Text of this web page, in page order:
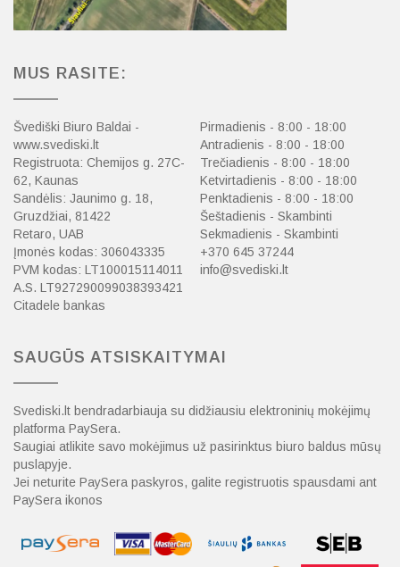
MUS RASITE:
Švediški Biuro Baldai -
www.svediski.lt
Registruota: Chemijos g. 27C-
62, Kaunas
Sandėlis: Jaunimo g. 18,
Gruzdžiai, 81422
Retaro, UAB
Įmonės kodas: 306043335
PVM kodas: LT100015114011
A.S. LT927290099038393421
Citadele bankas
Pirmadienis - 8:00 - 18:00
Antradienis - 8:00 - 18:00
Trečiadienis - 8:00 - 18:00
Ketvirtadienis - 8:00 - 18:00
Penktadienis - 8:00 - 18:00
Šeštadienis - Skambinti
Sekmadienis - Skambinti
+370 645 37244
info@svediski.lt
SAUGŪS ATSISKAITYMAI
Svediski.lt bendradarbiauja su didžiausiu elektroninių mokėjimų
platforma PaySera.
Saugiai atlikite savo mokėjimus už pasirinktus biuro baldus mūsų
puslapyje.
Jei neturite PaySera paskyros, galite registruotis spausdami ant
PaySera ikonos